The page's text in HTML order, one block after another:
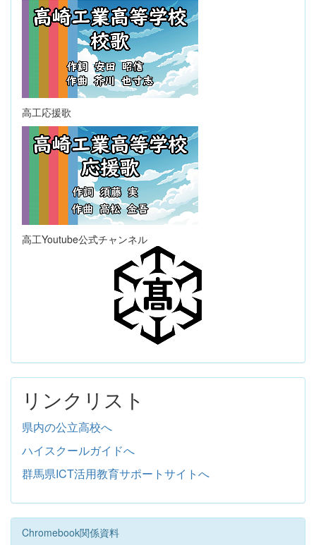
高工応援歌
高工Youtube公式チャンネル
リンクリスト
県内の公立高校へ
ハイスクールガイドへ
群馬県ICT活用教育サポートサイトへ
Chromebook関係資料